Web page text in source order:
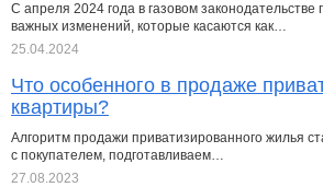
С апреля 2024 года в газовом законодательстве
важных изменений, которые касаются как…
25.04.2024
Что особенного в продаже
квартиры?
Алгоритм продажи приватизированного жилья
с покупателем, подготавливаем…
27.08.2023